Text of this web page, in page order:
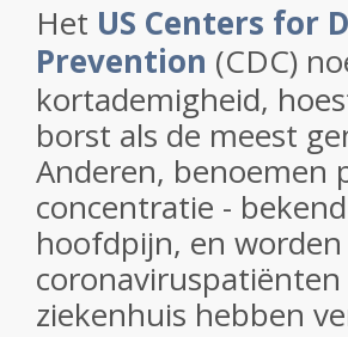
Het US Centers for
Prevention (CDC)
kortademigheid,
borst als de meest
Anderen, benoemen
concentratie -
hoofdpijn, en
ziekenhuis hebben